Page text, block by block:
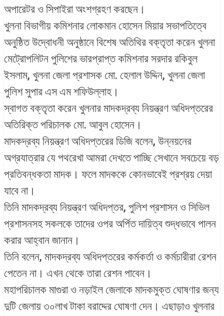
অপারেটর ও সিপাইরা অংশগ্রহণ করছেন।
খুলনা বিভাগীয় কমিশনার লোকমান হোসেন মিয়ার সভাপতিত্বে
অনুষ্ঠিত উদ্বোধনী অনুষ্ঠানে বিশেষ অতিথির বক্তৃতা করেন খুলনা
মেট্রোপলিটন পুলিশের ভারপ্রাপ্ত কমিশনার সরদার রকিবুল
ইসলাম, খুলনা জেলা প্রশাসক মো. হেলাল উদ্দিন, খুলনা জেলা
পুলিশ সুপার এস এম শফিউল্লাহ।
স্বাগত বক্তৃতা করেন খুলনার মাদকদ্রব্য নিয়ন্ত্রণ অধিদপ্তরের
অতিরিক্ত পরিচালক মো. আবুল হোসেন।
মাদকদ্রব্য নিয়ন্ত্রণ অধিদপ্তরের ডিজি বলেন, উন্নয়নের
অগ্রযাত্রার যে পথরেখা আমরা দেখতে পাচ্ছি সেখানে সবচেয়ে বড়
প্রতিবন্ধকতা মাদক। ফলে মাদককে কোনভাবেই প্রশ্রয় দেয়া
যাবে না।
তিনি মাদকদ্রব্য নিয়ন্ত্রণ অধিদপ্তর, পুলিশ প্রশাসন ও সিভিল
প্রশাসনসহ সকলকে তাদের ওপর অর্পিত দায়িত্ব শুদ্ধভাবে পালন
করার আহ্বান জানান।
তিনি বলেন, মাদকদ্রব্য অধিদপ্তরের কর্মকর্তা ও কর্মচারীরা রেশন
পেতেন না। এখন থেকে তারা রেশন পাবেন।
মহাপরিচালক মাগুরা ও নড়াইল জেলাকে মাদকমুক্ত ঘোষণার জন্য
দুটি জেলায় ৩০লাখ টাকা বরাদ্দের ঘোষণা দেন। এছাড়াও খুলনার